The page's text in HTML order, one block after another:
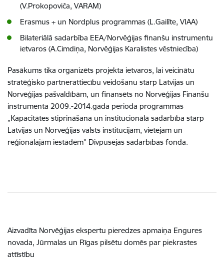
(V.Prokopoviča, VARAM)
Erasmus + un Nordplus programmas (L.Gailīte, VIAA)
Bilateriālā sadarbība EEA/Norvēģijas finanšu instrumentu
ietvaros (A.Cimdiņa, Norvēģijas Karalistes vēstniecība)
Pasākums tika organizēts projekta ietvaros, lai veicinātu
stratēģisko partnerattiecību veidošanu starp Latvijas un
Norvēģijas pašvaldībām, un finansēts no Norvēģijas Finanšu
instrumenta 2009.-2014.gada perioda programmas
„Kapacitātes stiprināšana un institucionālā sadarbība starp
Latvijas un Norvēģijas valsts institūcijām, vietējām un
reģionālajām iestādēm” Divpusējās sadarbības fonda.
Aizvadīta Norvēģijas ekspertu pieredzes apmaiņa Engures
novada, Jūrmalas un Rīgas pilsētu domēs par piekrastes
attīstību